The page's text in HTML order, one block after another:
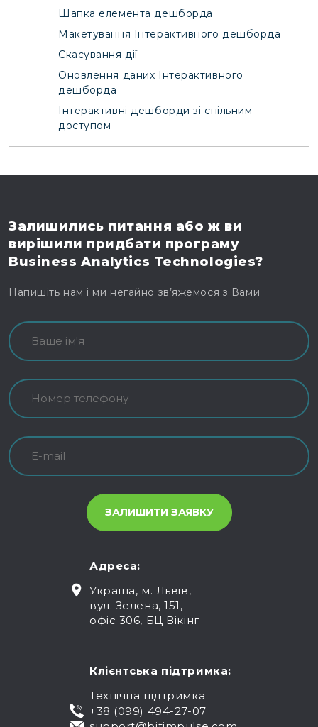
Шапка елемента дешборда
Макетування Інтерактивного дешборда
Скасування дії
Оновлення даних Інтерактивного
дешборда
Інтерактивні дешборди зі спільним
доступом
Залишились питання або ж ви
вирішили придбати програму
Business Analytics Technologies?
Напишіть нам і ми негайно зв’яжемося з Вами
Адреса:
Україна, м. Львів,
вул. Зелена, 151,
офіс 306, БЦ Вікінг
Клієнтська підтримка:
Технічна підтримка
+38 (099) 494-27-07